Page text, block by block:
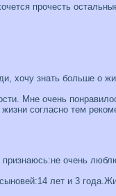
прочесть
хочу знать больше о
Мне очень
согласно тем
очень
лет и 3